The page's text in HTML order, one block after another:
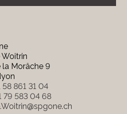
la Morâche 9
58 861 31 04
79 583 04 68